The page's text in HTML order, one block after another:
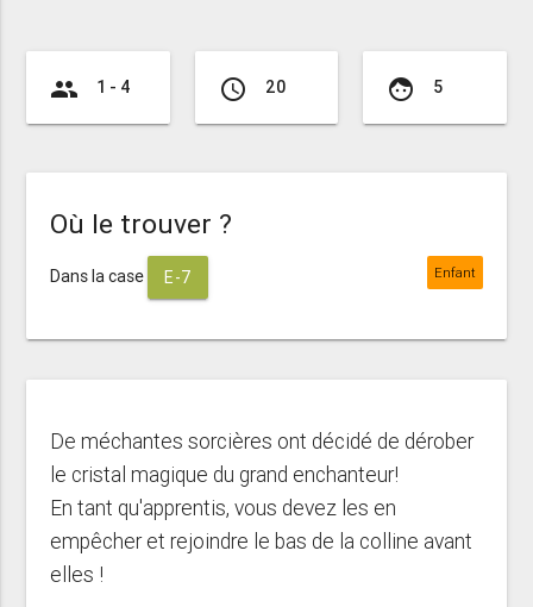
group 1 - 4 access_time 20 face 5
Où le trouver ?
Dans la case E-7 Enfant
De méchantes sorcières ont décidé de dérober
le cristal magique du grand enchanteur!
En tant qu'apprentis, vous devez les en
empêcher et rejoindre le bas de la colline avant
elles !